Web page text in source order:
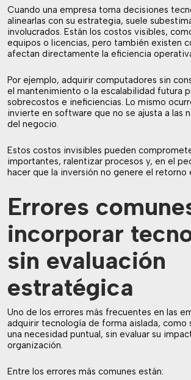
Cuando una empresa toma decisiones
alinearlas con su estrategia, suele
involucrados. Están los costos visibles,
equipos o licencias, pero también existen
afectan directamente la eficiencia
Por ejemplo, adquirir computadores sin
el mantenimiento o la escalabilidad futura
sobrecostos e ineficiencias. Lo mismo
invierte en software que no se ajusta a las
del negocio.
Estos costos invisibles pueden
importantes, ralentizar procesos y, en el
hacer que la inversión no genere el retorno
Errores
incorporar
sin evaluación
estratégica
Uno de los errores más frecuentes en las
adquirir tecnología de forma aislada, como
una necesidad puntual, sin evaluar su
organización.
Entre los errores más comunes están: